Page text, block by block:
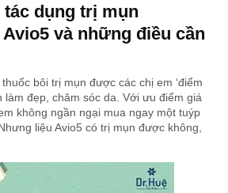
tác dụng trị mụn
và những điều cần
bôi trị mụn được các chị em ‘điểm
làm đẹp, chăm sóc da. Với ưu điểm giá
không ngần ngại mua ngay một tuýp
liệu Avio5 có trị mụn được không,